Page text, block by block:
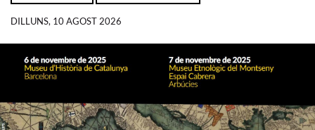
DILLUNS, 10 AGOST 2026